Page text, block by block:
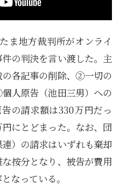
ま地方裁判所がオンライ
の判決を言い渡した。主
各記事の削除、②一切の
人原告（池田三男）への
の請求額は330万円だっ
にとどまった。なお、団
）の請求はいずれも棄却
按分となり、被告が費用
なっている。